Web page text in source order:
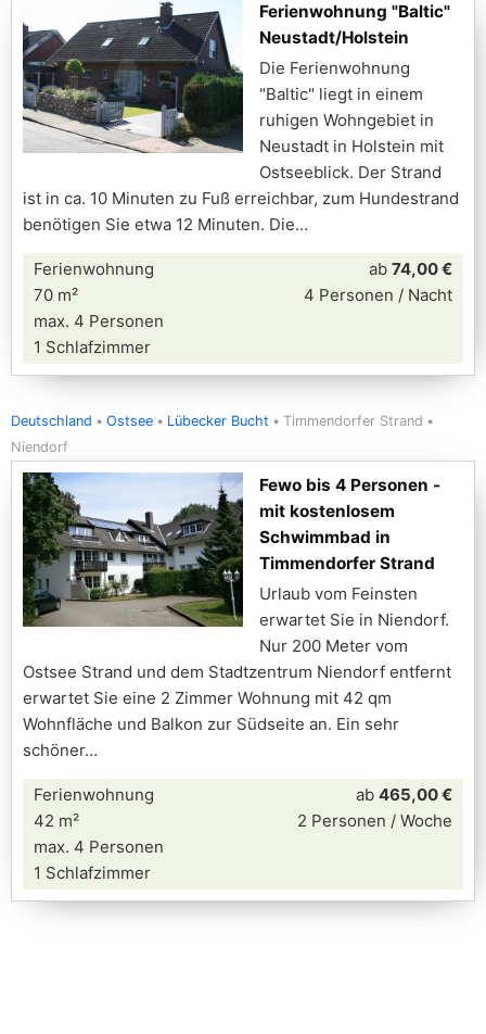
Ferienwohnung "Baltic"
Neustadt/Holstein
Die Ferienwohnung
"Baltic" liegt in einem
ruhigen Wohngebiet in
Neustadt in Holstein mit
Ostseeblick. Der Strand
ist in ca. 10 Minuten zu Fuß erreichbar, zum Hundestrand
benötigen Sie etwa 12 Minuten. Die
Ferienwohnung
70 m²
max. 4 Personen
1 Schlafzimmer
ab 74,00 €
4 Personen / Nacht
Deutschland Ostsee Lübecker Bucht
Timmendorfer Strand
Niendorf
Fewo bis 4 Personen -
mit kostenlosem
Schwimmbad in
Timmendorfer Strand
Urlaub vom Feinsten
erwartet Sie in Niendorf.
Nur 200 Meter vom
Ostsee Strand und dem Stadtzentrum Niendorf entfernt
erwartet Sie eine 2 Zimmer Wohnung mit 42 qm
Wohnfläche und Balkon zur Südseite an. Ein sehr
schöner
Ferienwohnung
42 m²
max. 4 Personen
1 Schlafzimmer
ab 465,00 €
2 Personen / Woche